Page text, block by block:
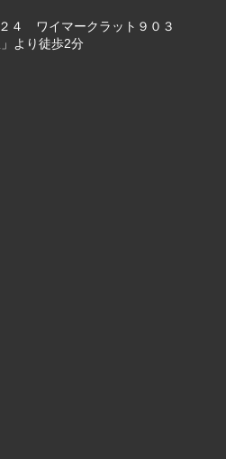
４ ワイマークラット９０３
より徒歩2分